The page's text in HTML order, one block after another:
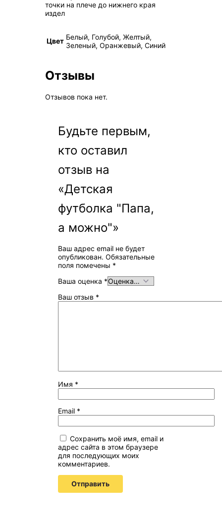
точки на плече до нижнего края
издел
Цвет Белый, Голубой, Желтый,
Зеленый, Оранжевый, Синий
Отзывы
Отзывов пока нет.
Будьте первым,
кто оставил
отзыв на
«Детская
футболка "Папа,
а можно"»
Ваш адрес email не будет
опубликован. Обязательные
поля помечены *
Ваша оценка *
Ваш отзыв *
Имя *
Email *
Сохранить моё имя, email и
адрес сайта в этом браузере
для последующих моих
комментариев.